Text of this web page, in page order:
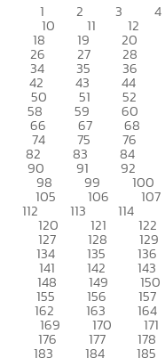
1 2 3 4
10 11 12
18 19 20
26 27 28
34 35 36
42 43 44
50 51 52
58 59 60
66 67 68
74 75 76
82 83 84
90 91 92
98 99 100
105 106 107
112 113 114
120 121 122
127 128 129
134 135 136
141 142 143
148 149 150
155 156 157
162 163 164
169 170 171
176 177 178
183 184 185